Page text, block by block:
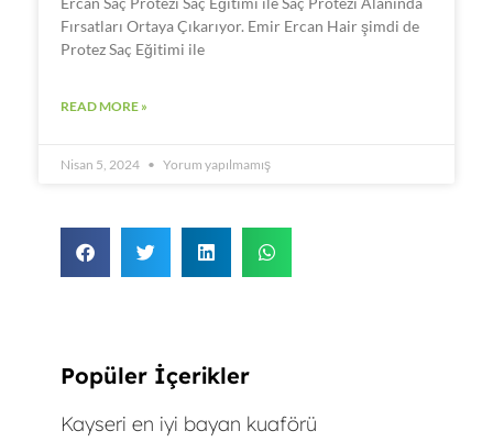
Fırsatları Ortaya Çıkarıyor. Emir Ercan Hair şimdi de
Protez Saç Eğitimi ile
READ MORE »
Nisan 5, 2024 Yorum yapılmamış
Popüler İçerikler
Kayseri en iyi bayan kuaförü